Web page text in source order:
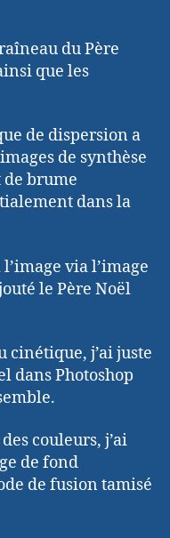
du Père
que les
de dispersion a
de synthèse
de brume
dans la
via l’image
le Père Noël
cinétique, j’ai juste
dans Photoshop
couleurs, j’ai
de fond
de fusion tamisé